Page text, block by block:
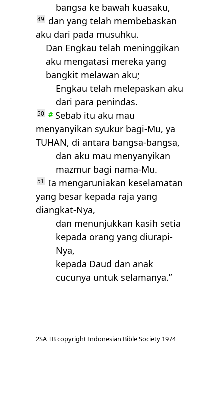
bangsa ke bawah kuasaku,
49 dan yang telah membebaskan
aku dari pada musuhku.
Dan Engkau telah meninggikan
aku mengatasi mereka yang
bangkit melawan aku;
Engkau telah melepaskan aku
dari para penindas.
50 # Sebab itu aku mau
menyanyikan syukur bagi-Mu, ya
TUHAN, di antara bangsa-bangsa,
dan aku mau menyanyikan
mazmur bagi nama-Mu.
51
Ia mengaruniakan keselamatan
yang besar kepada raja yang
diangkat-Nya,
dan menunjukkan kasih setia
kepada orang yang diurapi-
Nya,
kepada Daud dan anak
cucunya untuk selamanya.”
2SA TB copyright Indonesian Bible Society 1974